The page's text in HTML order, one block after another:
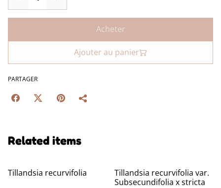
Acheter
Ajouter au panier
PARTAGER
Related items
Tillandsia recurvifolia
Tillandsia recurvifolia var.
Subsecundifolia x stricta